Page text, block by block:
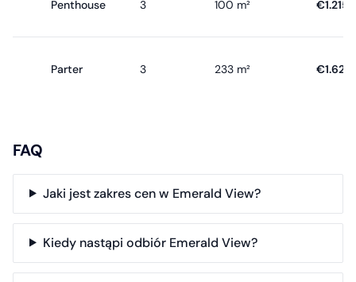
Penthouse 3 100 m²
Parter 3 233 m²
FAQ
Jaki jest zakres cen w Emerald View?
Kiedy nastąpi odbiór Emerald View?